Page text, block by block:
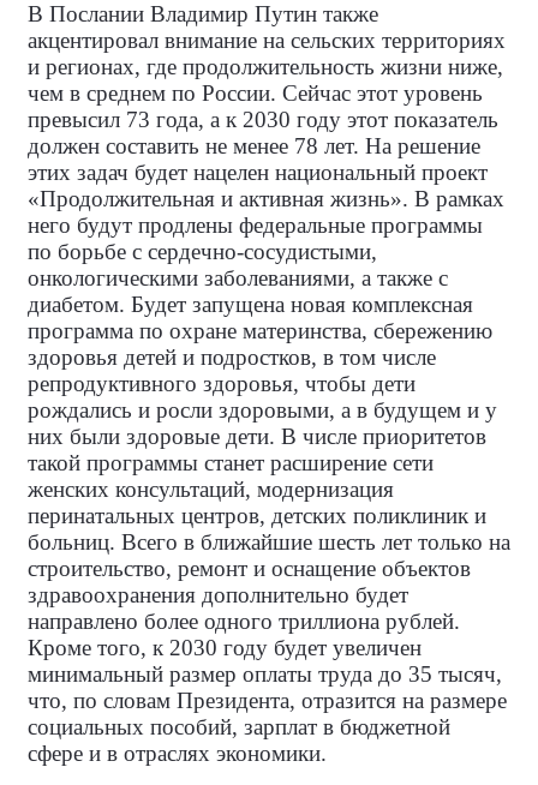
В Послании Владимир Путин также
акцентировал внимание на сельских территориях
и регионах, где продолжительность жизни ниже,
чем в среднем по России. Сейчас этот уровень
превысил 73 года, а к 2030 году этот показатель
должен составить не менее 78 лет. На решение
этих задач будет нацелен национальный проект
«Продолжительная и активная жизнь». В рамках
него будут продлены федеральные программы
по борьбе с сердечно-сосудистыми,
онкологическими заболеваниями, а также с
диабетом. Будет запущена новая комплексная
программа по охране материнства, сбережению
здоровья детей и подростков, в том числе
репродуктивного здоровья, чтобы дети
рождались и росли здоровыми, а в будущем и у
них были здоровые дети. В числе приоритетов
такой программы станет расширение сети
женских консультаций, модернизация
перинатальных центров, детских поликлиник и
больниц. Всего в ближайшие шесть лет только на
строительство, ремонт и оснащение объектов
здравоохранения дополнительно будет
направлено более одного триллиона рублей.
Кроме того, к 2030 году будет увеличен
минимальный размер оплаты труда до 35 тысяч,
что, по словам Президента, отразится на размере
социальных пособий, зарплат в бюджетной
сфере и в отраслях экономики.